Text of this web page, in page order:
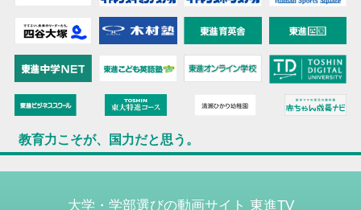
教育力こそが、国力だと思う。
大学・学部選びの動画サイト 東進TV